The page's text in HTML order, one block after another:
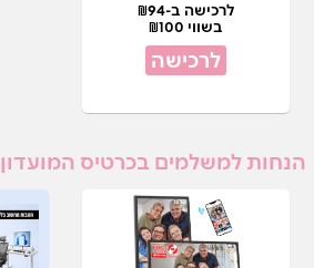
לרכישה ב-₪94
בשווי ₪100
לרכישה
הנחות למשלמים בכרטיס המועדון